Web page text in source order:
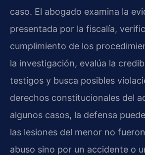
caso. El abogado examina la
presentada por la fiscalía,
cumplimiento de los
la investigación, evalúa la
testigos y busca posibles
derechos constitucionales del
algunos casos, la defensa
las lesiones del menor no
abuso sino por un accidente o